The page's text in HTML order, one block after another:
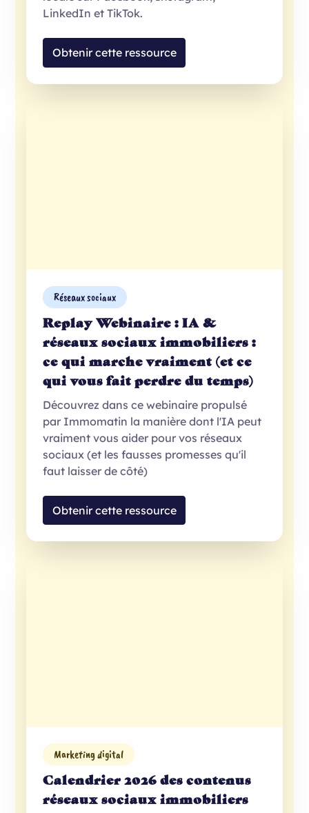
LinkedIn et TikTok.
Obtenir cette ressource
Réseaux sociaux
Replay Webinaire : IA &
réseaux sociaux immobiliers :
ce qui marche vraiment (et ce
qui vous fait perdre du temps)
Découvrez dans ce webinaire propulsé
par Immomatin la manière dont l'IA peut
vraiment vous aider pour vos réseaux
sociaux (et les fausses promesses qu'il
faut laisser de côté)
Obtenir cette ressource
Marketing digital
Calendrier 2026 des contenus
réseaux sociaux immobiliers